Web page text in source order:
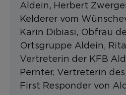
Aldein, Herbert
Kelderer vom
Karin Dibiasi, Obfrau
Ortsgruppe Aldein,
Vertreterin der KFB
Pernter, Vertreterin
First Responder von